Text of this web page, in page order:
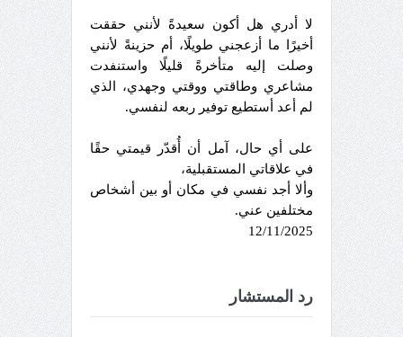
لا أدري هل أكون سعيدةً لأنني حققت
أخيرًا ما أزعجني طويلًا، أم حزينةً لأنني
وصلت إليه متأخرةً قليلًا واستنفدت
مشاعري وطاقتي ووقتي وجهدي، الذي
لم أعد أستطيع توفير ربعه لنفسي.
على أي حال، آمل أن أُقدّر قيمتي حقًا
في علاقاتي المستقبلية،
وألا أجد نفسي في مكان أو بين أشخاص
مختلفين عني.
12/11/2025
رد المستشار